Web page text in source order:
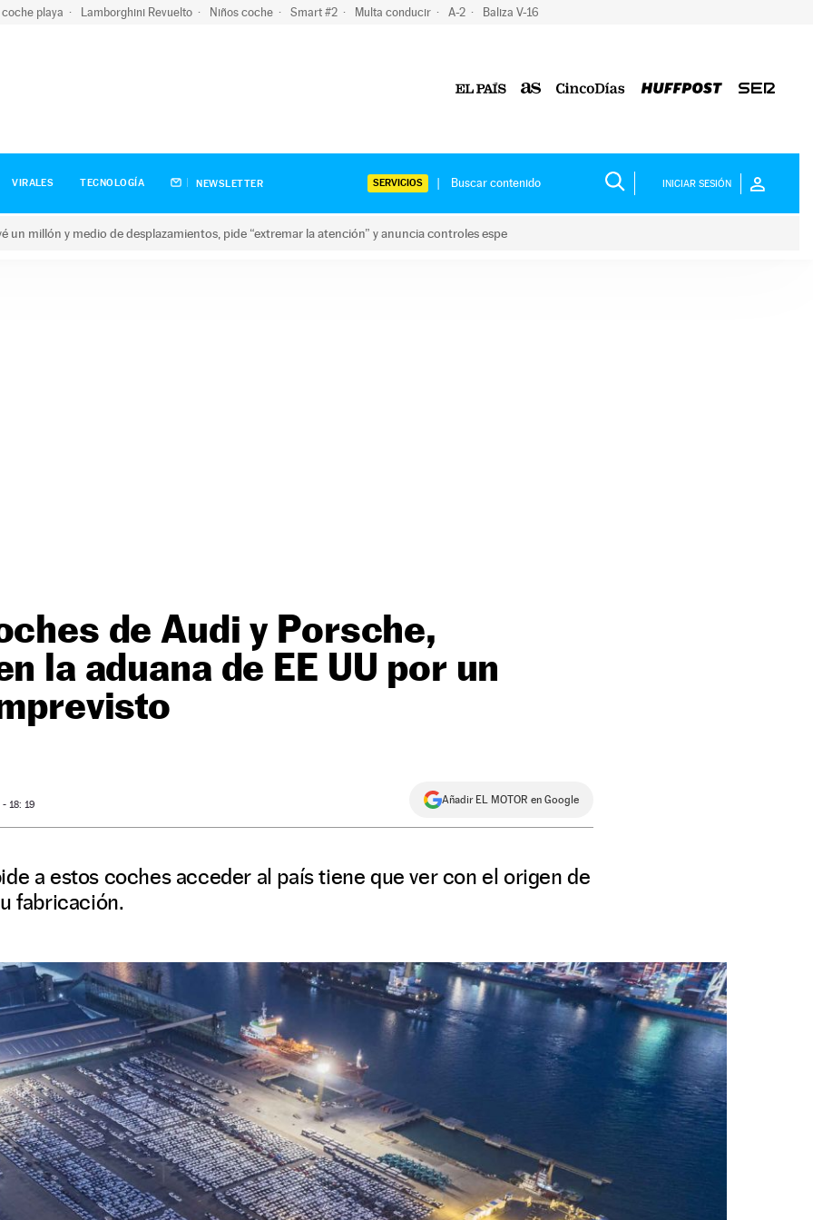
playa Lamborghini Revuelto Niños coche Smart #2 Multa conducir A-2 Baliza V-16
VIRALES TECNOLOGÍA NEWSLETTER SERVICIOS INICIAR SESIÓN
un millón y medio de desplazamientos, pide “extremar la atención” y anuncia controles espe
de Audi y Porsche,
la aduana de EE UU por un
- 18: 19 Añadir EL MOTOR en Google
a estos coches acceder al país tiene que ver con el origen de
fabricación.